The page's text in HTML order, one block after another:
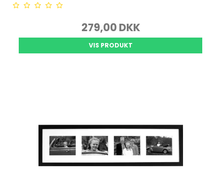
279,00 DKK
VIS PRODUKT